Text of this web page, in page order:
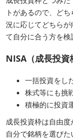
トがあるので、ど
況に応じてどちら
て自分に合う方を検
NISA（成長投資
一括投資をし
株式等にも挑
積極的に投資
成長投資枠は自由
自分で銘柄を選び